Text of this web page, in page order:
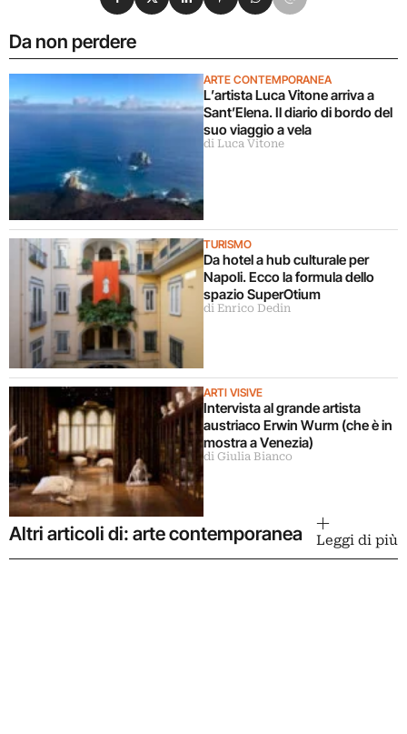
Da non perdere
ARTE CONTEMPORANEA
L’artista Luca Vitone arriva a
Sant’Elena. Il diario di bordo del
suo viaggio a vela
di Luca Vitone
TURISMO
Da hotel a hub culturale per
Napoli. Ecco la formula dello
spazio SuperOtium
di Enrico Dedin
ARTI VISIVE
Intervista al grande artista
austriaco Erwin Wurm (che è in
mostra a Venezia)
di Giulia Bianco
Altri articoli di: arte contemporanea Leggi di più